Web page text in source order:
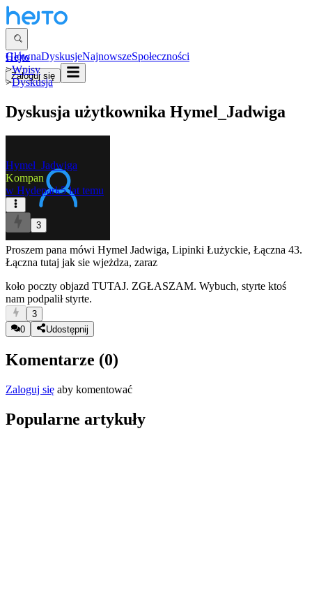
GłównaDyskusjeNajnowszeSpołeczności
Zaloguj się
Hejto
>Wpisy
>Dyskusja
Dyskusja użytkownika Hymel_Jadwiga
Hymel_Jadwiga
Kompan
w Hydepark5 lat temu
3
Proszem pana mówi Hymel Jadwiga, Lipinki Łużyckie, Łączna 43.
Łączna tutaj jak sie wjeżdza, zaraz
koło poczty objazd TUTAJ. ZGŁASZAM. Wybuch, styrte ktoś
nam podpalił styrte.
3
0
Udostępnij
Komentarze (0)
Zaloguj się aby komentować
Popularne artykuły